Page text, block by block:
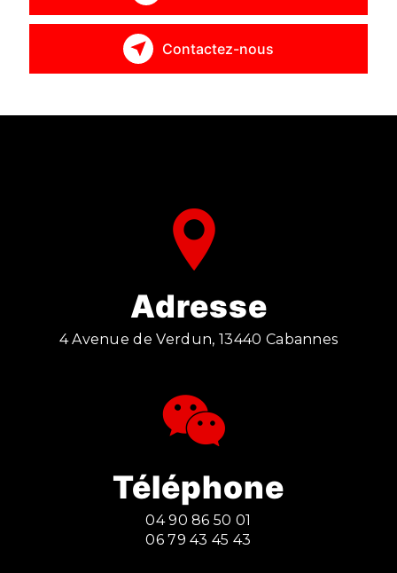
Contactez-nous
Adresse
4 Avenue de Verdun, 13440 Cabannes
Téléphone
04 90 86 50 01
06 79 43 45 43